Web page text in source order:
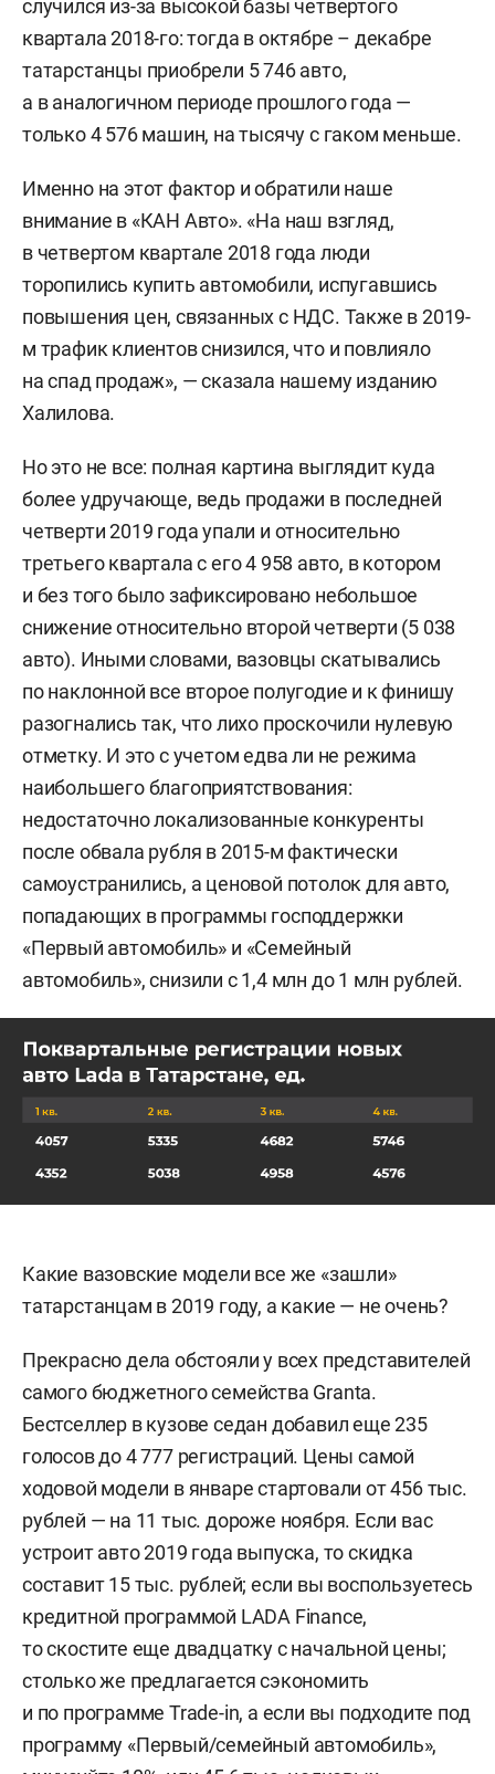
случился из-за высокой базы четвертого
квартала 2018-го: тогда в октябре – декабре
татарстанцы приобрели 5 746 авто,
а в аналогичном периоде прошлого года —
только 4 576 машин, на тысячу с гаком меньше.
Именно на этот фактор и обратили наше
внимание в «КАН Авто». «На наш взгляд,
в четвертом квартале 2018 года люди
торопились купить автомобили, испугавшись
повышения цен, связанных с НДС. Также в 2019-
м трафик клиентов снизился, что и повлияло
на спад продаж», — сказала нашему изданию
Халилова.
Но это не все: полная картина выглядит куда
более удручающе, ведь продажи в последней
четверти 2019 года упали и относительно
третьего квартала с его 4 958 авто, в котором
и без того было зафиксировано небольшое
снижение относительно второй четверти (5 038
авто). Иными словами, вазовцы скатывались
по наклонной все второе полугодие и к финишу
разогнались так, что лихо проскочили нулевую
отметку. И это с учетом едва ли не режима
наибольшего благоприятствования:
недостаточно локализованные конкуренты
после обвала рубля в 2015-м фактически
самоустранились, а ценовой потолок для авто,
попадающих в программы господдержки
«Первый автомобиль» и «Семейный
автомобиль», снизили с 1,4 млн до 1 млн рублей.
Какие вазовские модели все же «зашли»
татарстанцам в 2019 году, а какие — не очень?
Прекрасно дела обстояли у всех представителей
самого бюджетного семейства Granta.
Бестселлер в кузове седан добавил еще 235
голосов до 4 777 регистраций. Цены самой
ходовой модели в январе стартовали от 456 тыс.
рублей — на 11 тыс. дороже ноября. Если вас
устроит авто 2019 года выпуска, то скидка
составит 15 тыс. рублей; если вы воспользуетесь
кредитной программой LADA Finance,
то скостите еще двадцатку с начальной цены;
столько же предлагается сэкономить
и по программе Trade-in, а если вы подходите под
программу «Первый/семейный автомобиль»,